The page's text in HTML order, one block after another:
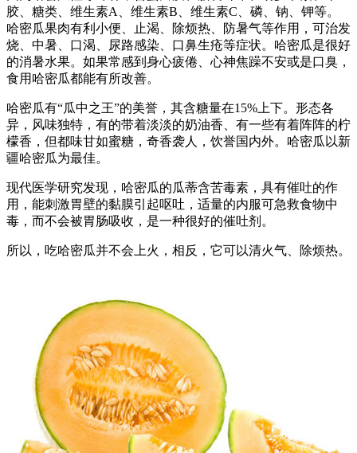
胶、糖类、维生素A、维生素B、维生素C、磷、钠、钾等。
哈密瓜果肉有利小便、止渴、除烦热、防暑气等作用，可治发
烧、中暑、口渴、尿路感染、口鼻生疮等症状。哈密瓜是很好
的消暑水果。如果常感到身心疲倦、心神焦躁不安或是口臭，
食用哈密瓜都能有所改善。
哈密瓜有“瓜中之王”的美誉，其含糖量在15%上下。形态各
异，风味独特，有的带着淡淡的奶油香、有一些有着阵阵的柠
檬香，但都味甘如蜜糖，奇香袭人，饮誉国内外。哈密瓜以新
疆哈密瓜为最佳。
现代医学研究发现，哈密瓜的瓜蒂含苦毒素，具有催吐的作
用，能刺激胃壁的黏膜引起呕吐，适量的内服可急救食物中
毒，而不会被胃肠吸收，是一种很好的催吐剂。
所以，吃哈密瓜并不会上火，相反，它可以清火气、除烦热。